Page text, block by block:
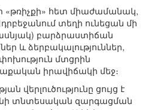
«թռիչքի» հետ միաժամանակ,
տեղի ունեցան մի
բարձրաստիճան
և ձերբակալություններ,
մտցրին
իրավիճակի մեջ։
վերլուծությունը ցույց է
տնտեսական զարգացման